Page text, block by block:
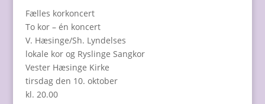
Fælles korkoncert
To kor – én koncert
V. Hæsinge/Sh. Lyndelses
lokale kor og Ryslinge Sangkor
Vester Hæsinge Kirke
tirsdag den 10. oktober
kl. 20.00